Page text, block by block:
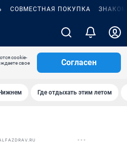
СОВМЕСТНАЯ ПОКУПКА
cookie-
свое
Согласен
Где отдыхать этим летом